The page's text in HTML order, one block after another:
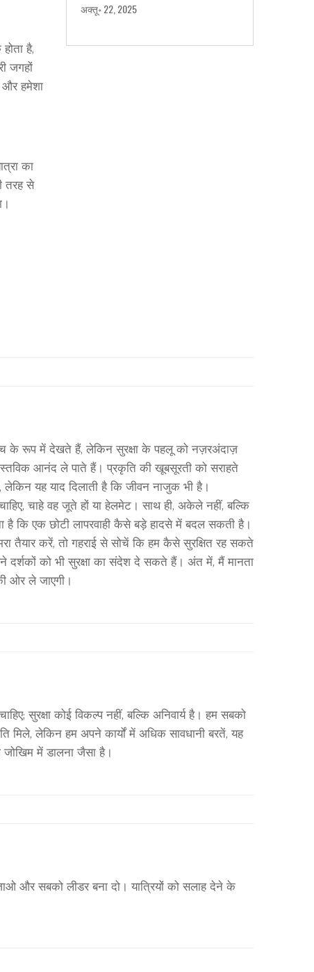
है,
जगहों
हमेशा
का
तरह से
अक्तू॰ 22, 2025
के रूप में देखते हैं, लेकिन सुरक्षा के पहलू को नज़रअंदाज़
आनंद ले पाते हैं। प्रकृति की खूबसूरती को सराहते
यह याद दिलाती है कि जीवन नाजुक भी है।
चाहे वह जूते हों या हेलमेट। साथ ही, अकेले नहीं, बल्कि
है कि एक छोटी लापरवाही कैसे बड़े हादसे में बदल सकती है।
तैयार करें, तो गहराई से सोचें कि हम कैसे सुरक्षित रह सकते
को भी सुरक्षा का संदेश दे सकते हैं। अंत में, मैं मानता
ओर ले जाएगी।
सुरक्षा कोई विकल्प नहीं, बल्कि अनिवार्य है। हम सबको
लेकिन हम अपने कार्यों में अधिक सावधानी बरतें, यह
में डालना जैसा है।
और सबको लीडर बना दो। यात्रियों को सलाह देने के